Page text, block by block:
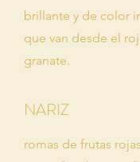
brillante y de color
que van desde el
granate.
NARIZ
romas de frutas